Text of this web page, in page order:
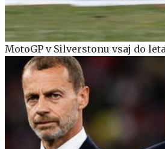
MotoGP v Silverstonu vsaj do